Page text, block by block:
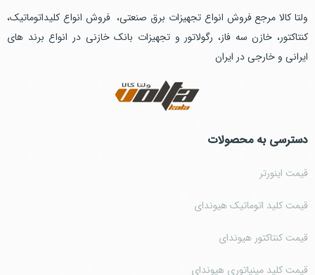
ولتا کالا مرجع فروش انواع تجهیزات برق صنعتی، فروش انواع کلیداتوماتیک،
کنتاکتور، خازن سه فاز، رگولاتور و تجهیزات بانک خازنی در انواع برند های
ایرانی و خارجی در ایران
دسترسی به محصولات
قیمت اینورتر
قیمت کلید اتوماتیک هیوندای
قیمت کنتاکتور هیوندای
قیمت کلید مینیاتوری هیوندای